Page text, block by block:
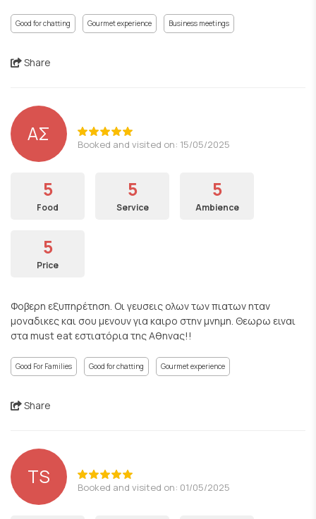
Good for chatting Gourmet experience Business meetings
Share
ΑΣ Booked and visited on: 15/05/2025
5
Food
5
Service
5
Ambience
5
Price
Φοβερη εξυπηρέτηση. Οι γευσεις ολων των πιατων ηταν
μοναδικες και σου μενουν για καιρο στην μνημη. Θεωρω ειναι
στα must eat εστιατόρια της Αθηνας!!
Good For Families Good for chatting Gourmet experience
Share
TS Booked and visited on: 01/05/2025